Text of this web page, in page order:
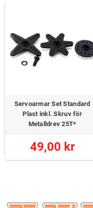
Servoarmar Set Standard
Plast inkl. Skruv för
Metalldrev 25T*
49,00 kr